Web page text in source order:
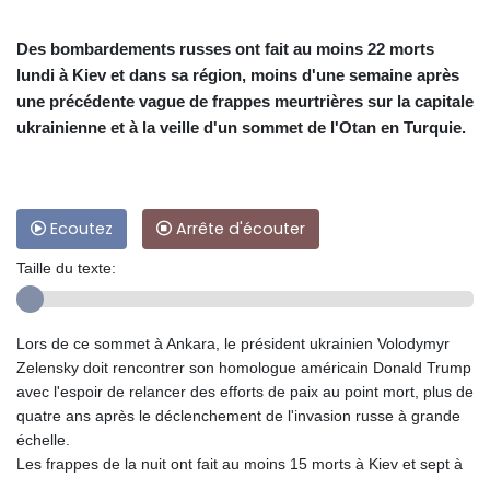
Des bombardements russes ont fait au moins 22 morts
lundi à Kiev et dans sa région, moins d'une semaine après
une précédente vague de frappes meurtrières sur la capitale
ukrainienne et à la veille d'un sommet de l'Otan en Turquie.
Ecoutez Arrête d'écouter
Taille du texte:
Lors de ce sommet à Ankara, le président ukrainien Volodymyr
Zelensky doit rencontrer son homologue américain Donald Trump
avec l'espoir de relancer des efforts de paix au point mort, plus de
quatre ans après le déclenchement de l'invasion russe à grande
échelle.
Les frappes de la nuit ont fait au moins 15 morts à Kiev et sept à